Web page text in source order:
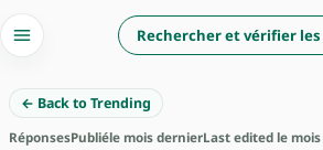
Rechercher et vérifier
← Back to Trending
RéponsesPubliéle mois dernierLast edited le